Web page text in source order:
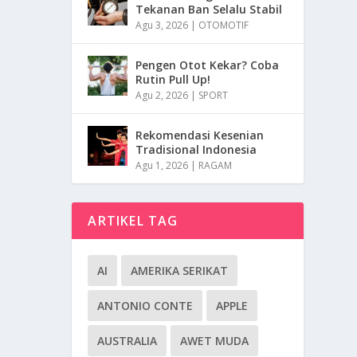
Tekanan Ban Selalu Stabil
Agu 3, 2026 | OTOMOTIF
Pengen Otot Kekar? Coba
Rutin Pull Up!
Agu 2, 2026 | SPORT
Rekomendasi Kesenian
Tradisional Indonesia
Agu 1, 2026 | RAGAM
ARTIKEL TAG
AI AMERIKA SERIKAT
ANTONIO CONTE APPLE
AUSTRALIA AWET MUDA